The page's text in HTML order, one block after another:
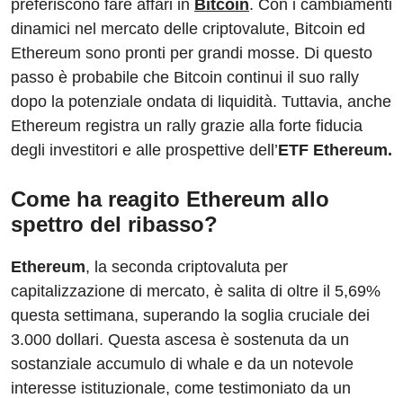
preferiscono fare affari in Bitcoin. Con i cambiamenti
dinamici nel mercato delle criptovalute, Bitcoin ed
Ethereum sono pronti per grandi mosse. Di questo
passo è probabile che Bitcoin continui il suo rally
dopo la potenziale ondata di liquidità. Tuttavia, anche
Ethereum registra un rally grazie alla forte fiducia
degli investitori e alle prospettive dell’ETF Ethereum.
Come ha reagito Ethereum allo
spettro del ribasso?
Ethereum, la seconda criptovaluta per
capitalizzazione di mercato, è salita di oltre il 5,69%
questa settimana, superando la soglia cruciale dei
3.000 dollari. Questa ascesa è sostenuta da un
sostanziale accumulo di whale e da un notevole
interesse istituzionale, come testimoniato da un